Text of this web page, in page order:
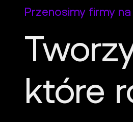
iFil Group - Tworzenie
Przenosimy firmy
które